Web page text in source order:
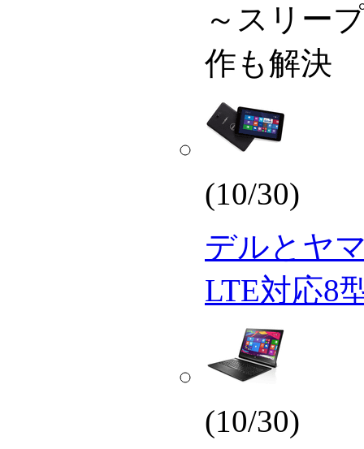
～スリー
作も解決
(10/30)
デルとヤ
LTE対応8
(10/30)